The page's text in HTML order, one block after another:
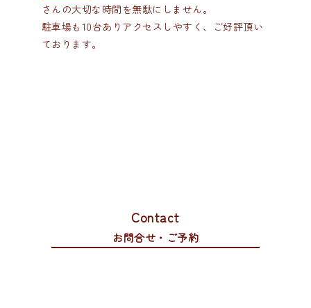
さんの大切な時間を無駄にしません。
駐車場も10台ありアクセスしやすく、ご好評頂い
ております。
Contact
お問合せ・ご予約